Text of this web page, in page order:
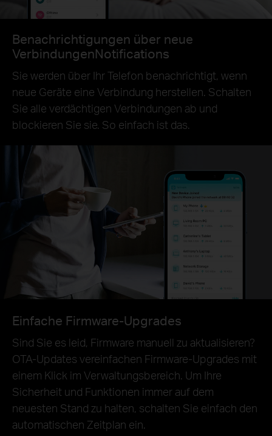
Benachrichtigungen über neue
VerbindungenNotifications
Sie werden über Ihr Telefon benachrichtigt, wenn
neue Geräte eine Verbindung herstellen. Schalten
Sie alle verdächtigen Verbindungen ab und
blockieren Sie sie. So einfach ist das.
Einfache Firmware-Upgrades
Sind Sie es leid, Firmware manuell zu aktualisieren?
OTA-Updates vereinfachen Firmware-Upgrades mit
einem Klick im Verwaltungsbereich. Um Ihre
Sicherheit und Funktionen immer auf dem
neuesten Stand zu halten, schalten Sie einfach den
automatischen Zeitplan ein.